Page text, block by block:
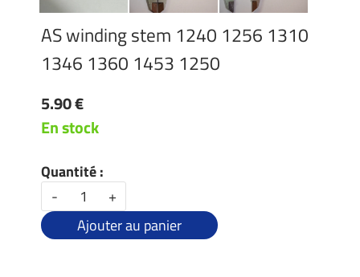
AS winding stem 1240 1256 1310
1346 1360 1453 1250
5.90 €
En stock
Quantité :
-
+
Ajouter au panier